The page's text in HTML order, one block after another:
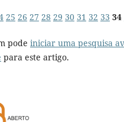
25 26 27 28 29 30 31 32 33 34
pode iniciar uma pesquisa
para este artigo.